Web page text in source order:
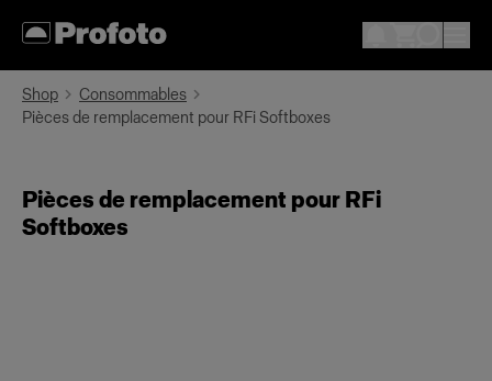
Shop
Consommables
Pièces de remplacement pour RFi Softboxes
Pièces de remplacement pour RFi
Softboxes